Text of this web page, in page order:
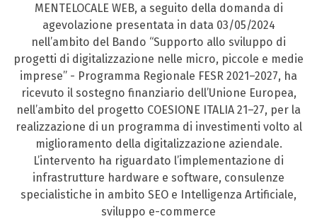
MENTELOCALE WEB, a seguito della domanda di
agevolazione presentata in data 03/05/2024
nell’ambito del Bando “Supporto allo sviluppo di
progetti di digitalizzazione nelle micro, piccole e medie
imprese” - Programma Regionale FESR 2021–2027, ha
ricevuto il sostegno finanziario dell’Unione Europea,
nell’ambito del progetto COESIONE ITALIA 21–27, per la
realizzazione di un programma di investimenti volto al
miglioramento della digitalizzazione aziendale.
L’intervento ha riguardato l’implementazione di
infrastrutture hardware e software, consulenze
specialistiche in ambito SEO e Intelligenza Artificiale,
sviluppo e-commerce